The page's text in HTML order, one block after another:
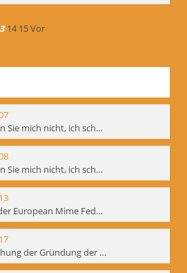
14 15Vor
Unterbrechen Sie mich nicht, ich schweige - interne Signatur: BM-prt-215-f
Unterbrechen Sie mich nicht, ich schweige - interne Signatur: BM-prt-215-r
2. Kongress der European Mime Federation: „Rekonstruktion/Innovation“, Berlin Mai 1993 - interne Signatur: BM-prt-221
Bekanntmachung der Gründung der European Mime Federation - interne Signatur: BM-prt-225